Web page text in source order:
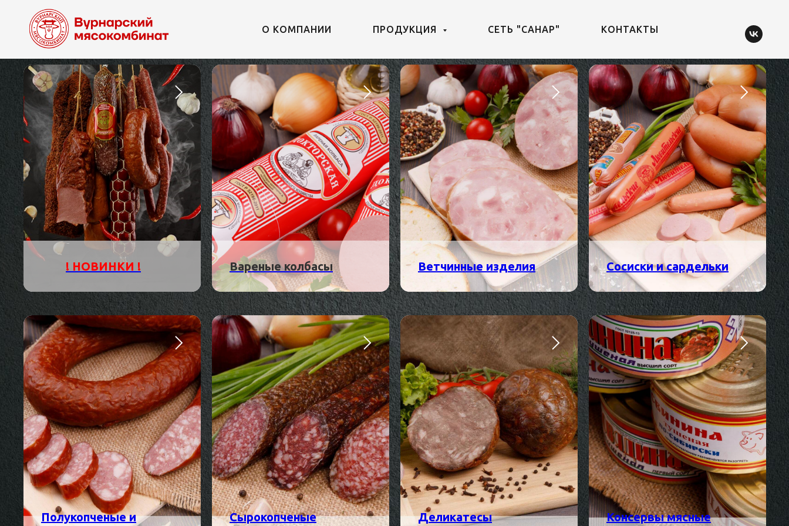
О КОМПАНИИ ПРОДУКЦИЯ СЕТЬ "САНАР" КОНТАКТЫ
! НОВИНКИ ! Вареные колбасы Ветчинные изделия Сосиски и сардельки
Полукопченые и Сырокопченые Деликатесы Консервы мясные